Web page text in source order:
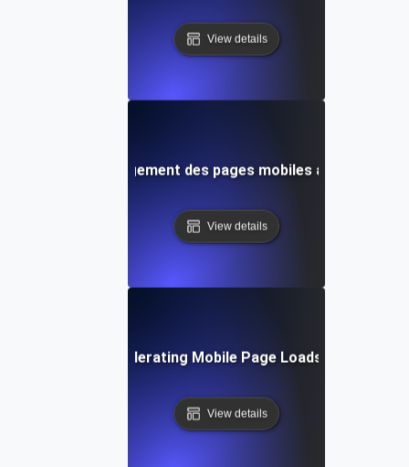
View details
tester le chargement des pages mobiles afin
View details
for Accelerating Mobile Page Loads Under
View details